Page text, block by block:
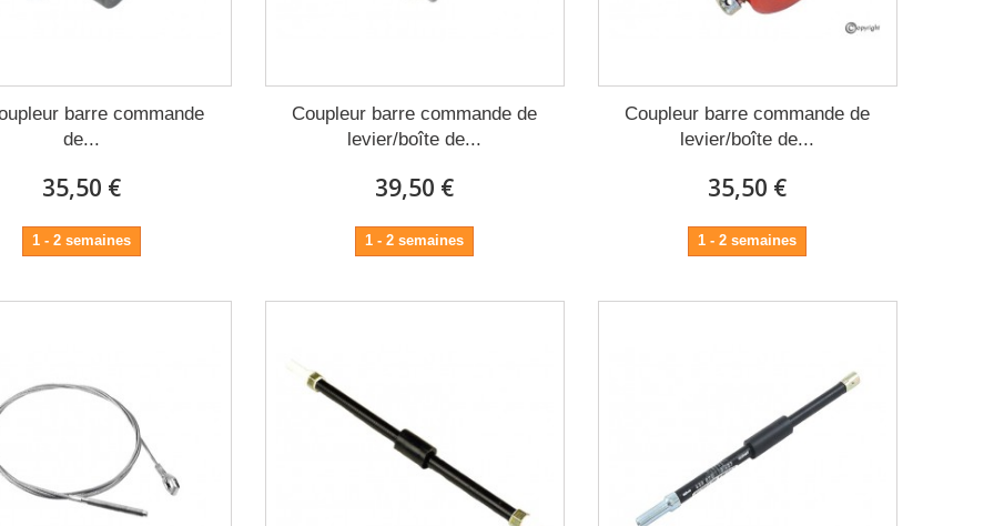
barre commande
de...
35,50 €
1 - 2 semaines
Coupleur barre commande de
levier/boîte de...
39,50 €
1 - 2 semaines
Coupleur barre commande de
levier/boîte de...
35,50 €
1 - 2 semaines